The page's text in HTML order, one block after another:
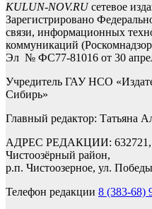
KULUN-NOV.RUсетевое
Зарегистрировано
связи, информационных
коммуникаций
Эл № ФС77-81016 от 30
Учредитель ГАУ НСО
Сибирь»
Главный редактор: Татьяна
АДРЕС РЕДАКЦИИ: 632721,
Чистоозёрный район,
р.п. Чистоозерное, ул.
Телефон редакции 8 (383-68)